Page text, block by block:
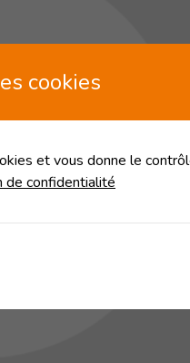
cookies
et vous donne le
de confidentialité